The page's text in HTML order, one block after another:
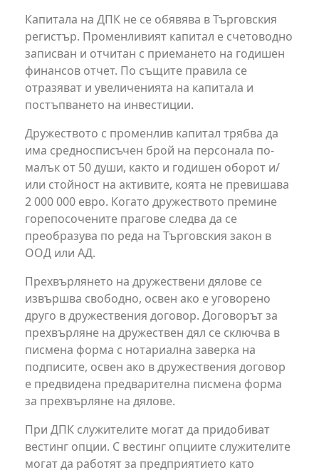
Капитала на ДПК не се обявява в Търговския
регистър. Променливият капитал е счетоводно
записван и отчитан с приемането на годишен
финансов отчет. По същите правила се
отразяват и увеличенията на капитала и
постъпването на инвестиции.
Дружеството с променлив капитал трябва да
има средносписъчен брой на персонала по-
малък от 50 души, както и годишен оборот и/
или стойност на активите, коята не превишава
2 000 000 евро. Когато дружеството премине
горепосочените прагове следва да се
преобразува по реда на Търговския закон в
ООД или АД.
Прехвърлянето на дружествени дялове се
извършва свободно, освен ако е уговорено
друго в дружествения договор. Договорът за
прехвърляне на дружествен дял се сключва в
писмена форма с нотариална заверка на
подписите, освен ако в дружествения договор
е предвидена предварителна писмена форма
за прехвърляне на дялове.
При ДПК служителите могат да придобиват
вестинг опции. С вестинг опциите служителите
могат да работят за предприятието като